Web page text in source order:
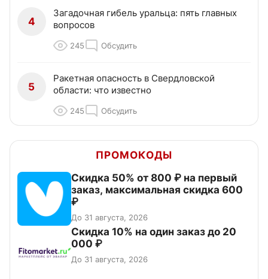
4
Загадочная гибель уральца: пять главных
вопросов
245 Обсудить
5
Ракетная опасность в Свердловской
области: что известно
245 Обсудить
ПРОМОКОДЫ
Скидка 50% от 800 ₽ на первый
заказ, максимальная скидка 600
₽
До 31 августа, 2026
Скидка 10% на один заказ до 20
000 ₽
До 31 августа, 2026